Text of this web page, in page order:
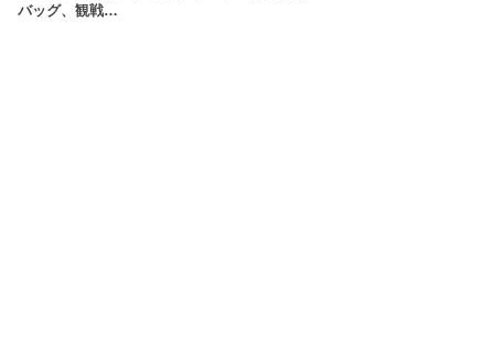
バッグ、観戦…